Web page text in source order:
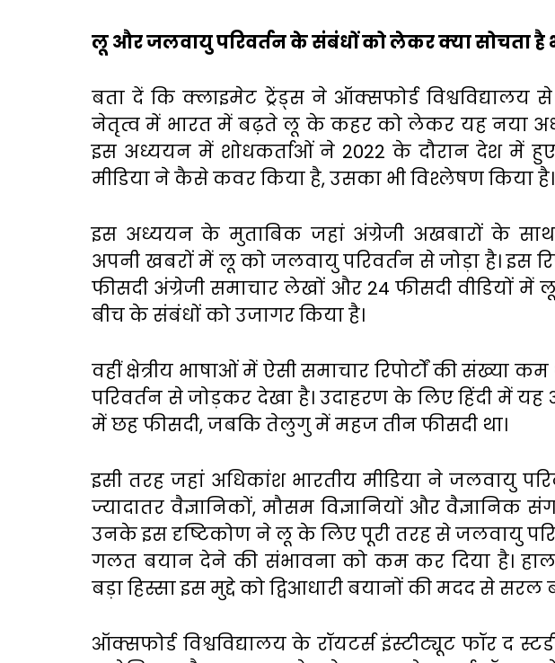
लू और जलवायु परिवर्तन के संबंधों को लेकर क्या सोचता है
बता दें कि क्लाइमेट ट्रेंड्स ने ऑक्सफोर्ड
नेतृत्व में भारत में बढ़ते लू के कहर को लेकर यह नया
इस अध्ययन में शोधकर्ताओं ने 2022 के दौरान देश में
मीडिया ने कैसे कवर किया है, उसका भी विश्लेषण किया है।
इस अध्ययन के मुताबिक जहां अंग्रेजी अखबारों के
अपनी खबरों में लू को जलवायु परिवर्तन से जोड़ा है। इस
फीसदी अंग्रेजी समाचार लेखों और 24 फीसदी वीडियों
बीच के संबंधों को उजागर किया है।
वहीं क्षेत्रीय भाषाओं में ऐसी समाचार रिपोर्टों की संख्या
परिवर्तन से जोड़कर देखा है। उदाहरण के लिए हिंदी में
में छह फीसदी, जबकि तेलुगु में महज तीन फीसदी था।
इसी तरह जहां अधिकांश भारतीय मीडिया ने जलवायु
ज्यादातर वैज्ञानिकों, मौसम विज्ञानियों और वैज्ञानिक
उनके इस दृष्टिकोण ने लू के लिए पूरी तरह से जलवायु
गलत बयान देने की संभावना को कम कर दिया है।
बड़ा हिस्सा इस मुद्दे को द्विआधारी बयानों की मदद से
ऑक्सफोर्ड विश्वविद्यालय के रॉयटर्स इंस्टीट्यूट फॉर द